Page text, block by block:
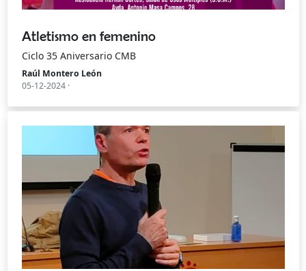
Atletismo en femenino
Ciclo 35 Aniversario CMB
Raúl Montero León
05-12-2024 ·